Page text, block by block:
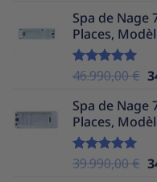
Spa de Nage
Places,
Note5.00
46.990,00€
Spa de Nage
Places,
Note5.00
39.990,00€